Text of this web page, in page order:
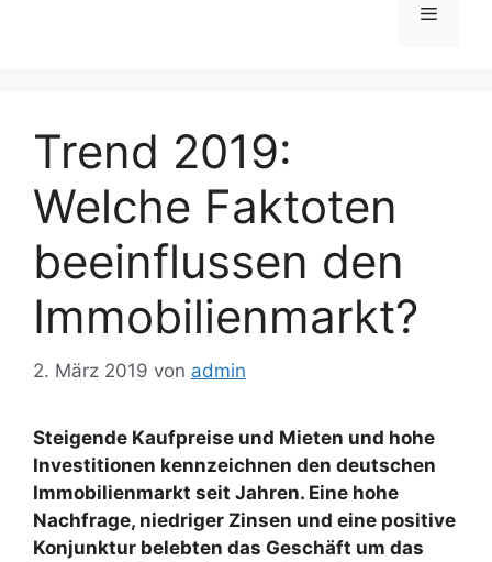
Menü
Trend 2019:
Welche Faktoten
beeinflussen den
Immobilienmarkt?
2. März 2019 von admin
Steigende Kaufpreise und Mieten und hohe
Investitionen kennzeichnen den deutschen
Immobilienmarkt seit Jahren. Eine hohe
Nachfrage, niedriger Zinsen und eine positive
Konjunktur belebten das Geschäft um das